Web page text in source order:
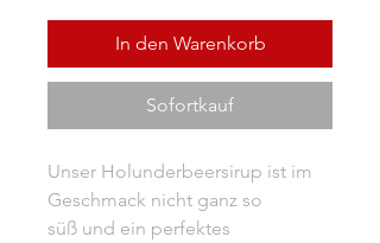
In den Warenkorb
Sofortkauf
Unser Holunderbeersirup ist im
Geschmack nicht ganz so
süß und ein perfektes